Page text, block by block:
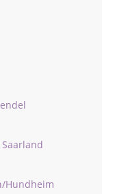
Hundheim